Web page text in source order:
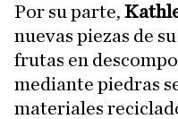
Por su parte,
nuevas piezas de
frutas en
mediante piedras
materiales